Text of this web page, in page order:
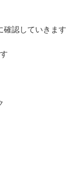
確認していきます